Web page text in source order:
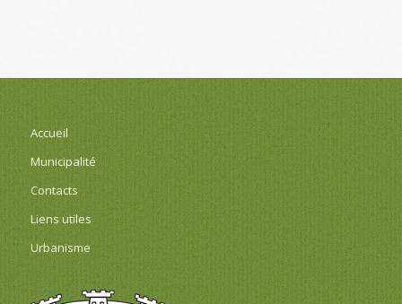
Accueil
Municipalité
Contacts
Liens utiles
Urbanisme